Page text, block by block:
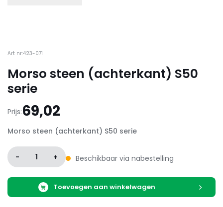
Art nr:423-071
Morso steen (achterkant) S50
serie
Prijs:69,02
Morso steen (achterkant) S50 serie
- 1 + Beschikbaar via nabestelling
Toevoegen aan winkelwagen